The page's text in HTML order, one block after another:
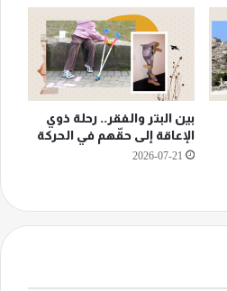
بين البتر والفقر.. رحلة ذوي
الإعاقة إلى حقّهم في الحركة
2026-07-21